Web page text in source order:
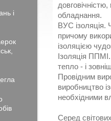
обладнання.
ВУС ізоляція.
причому
ізоляцією
Ізоляція
тепло - і
Провідним
виробництво
необхідними
Серед
і